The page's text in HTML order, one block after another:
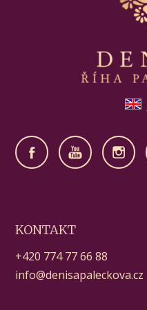
KONTAKT
+420 774 77 66 88
info@denisapaleckova.cz